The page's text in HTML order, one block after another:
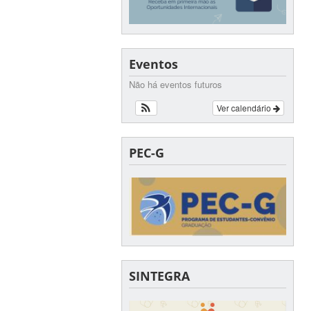
Eventos
Não há eventos futuros
Ver calendário
PEC-G
SINTEGRA